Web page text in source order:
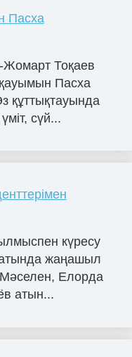
Пасха
Тоқаев
Пасха
құттықтауында
сүй...
күресу
жаңашыл
Елорда
атын...